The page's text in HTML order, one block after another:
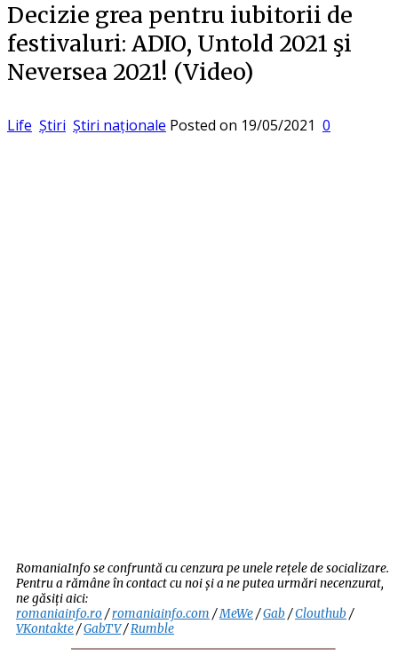
Decizie grea pentru iubitorii de
festivaluri: ADIO, Untold 2021 şi
Neversea 2021! (Video)
Life Știri Știri naționale Posted on 19/05/2021 0
RomaniaInfo se confruntă cu cenzura pe unele rețele de socializare.
Pentru a rămâne în contact cu noi și a ne putea urmări necenzurat,
ne găsiți aici:
romaniainfo.ro/romaniainfo.com /MeWe/Gab /Clouthub /
VKontakte/GabTV/Rumble